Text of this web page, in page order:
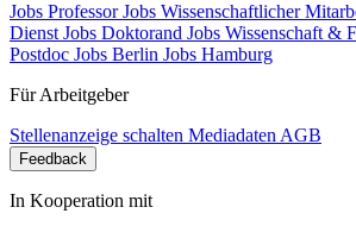
Jobs ProfessorJobs Wissenschaftlicher
Dienst Jobs Doktorand Jobs Wissenschaft &
Postdoc Jobs Berlin Jobs Hamburg
Für Arbeitgeber
Stellenanzeige schalten Mediadaten AGB
Feedback
In Kooperation mit